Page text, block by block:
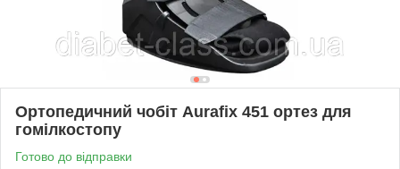
Ортопедичний чобіт Aurafix 451 ортез для
гомілкостопу
Готово до відправки